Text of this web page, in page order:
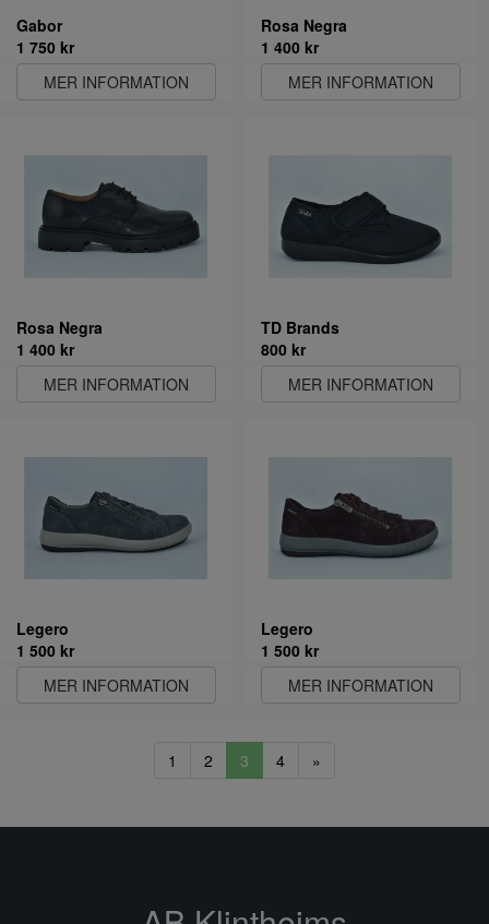
Gabor
1 750 kr
MER INFORMATION
Rosa Negra
1 400 kr
MER INFORMATION
Rosa Negra
1 400 kr
MER INFORMATION
TD Brands
800 kr
MER INFORMATION
Legero
1 500 kr
MER INFORMATION
Legero
1 500 kr
MER INFORMATION
1 2 3 4 »